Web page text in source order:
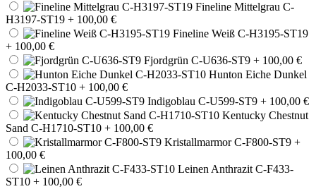
Fineline Mittelgrau C-
H3197-ST19 + 100,00 €
Fineline Weiß C-H3195-ST19
+ 100,00 €
Fjordgrün C-U636-ST9 + 100,00 €
Hunton Eiche Dunkel
C-H2033-ST10 + 100,00 €
Indigoblau C-U599-ST9 + 100,00 €
Kentucky Chestnut
Sand C-H1710-ST10 + 100,00 €
Kristallmarmor C-F800-ST9 +
100,00 €
Leinen Anthrazit C-F433-
ST10 + 100,00 €